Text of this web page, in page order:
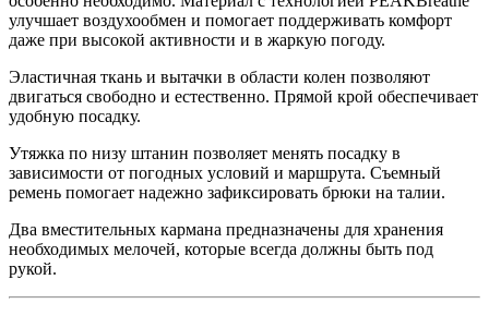
улучшает воздухообмен и помогает поддерживать комфорт
даже при высокой активности и в жаркую погоду.
Эластичная ткань и вытачки в области колен позволяют
двигаться свободно и естественно. Прямой крой обеспечивает
удобную посадку.
Утяжка по низу штанин позволяет менять посадку в
зависимости от погодных условий и маршрута. Съемный
ремень помогает надежно зафиксировать брюки на талии.
Два вместительных кармана предназначены для хранения
необходимых мелочей, которые всегда должны быть под
рукой.